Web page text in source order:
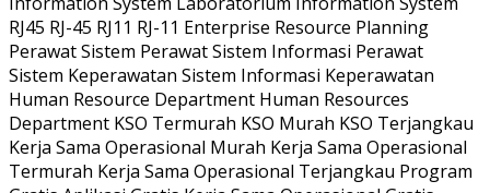
RJ45 RJ-45 RJ11 RJ-11 Enterprise Resource Planning
Perawat Sistem Perawat Sistem Informasi Perawat
Sistem Keperawatan Sistem Informasi Keperawatan
Human Resource Department Human Resources
Department KSO Termurah KSO Murah KSO Terjangkau
Kerja Sama Operasional Murah Kerja Sama Operasional
Termurah Kerja Sama Operasional Terjangkau Program